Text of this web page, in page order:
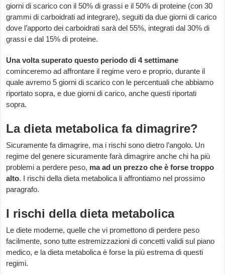
giorni di scarico con il 50% di grassi e il 50% di proteine (con 30
grammi di carboidrati ad integrare), seguiti da due giorni di carico
dove l’apporto dei carboidrati sarà del 55%, integrati dal 30% di
grassi e dal 15% di proteine.
Una volta superato questo periodo di 4 settimane
cominceremo ad affrontare il regime vero e proprio, durante il
quale avremo 5 giorni di scarico con le percentuali che abbiamo
riportato sopra, e due giorni di carico, anche questi riportati
sopra.
La dieta metabolica fa dimagrire?
Sicuramente fa dimagrire, ma i rischi sono dietro l’angolo. Un
regime del genere sicuramente farà dimagrire anche chi ha più
problemi a perdere peso, ma ad un prezzo che è forse troppo
alto. I rischi della dieta metabolica li affrontiamo nel prossimo
paragrafo.
I rischi della dieta metabolica
Le diete moderne, quelle che vi promettono di perdere peso
facilmente, sono tutte estremizzazioni di concetti validi sul piano
medico, e la dieta metabolica è forse la più estrema di questi
regimi.